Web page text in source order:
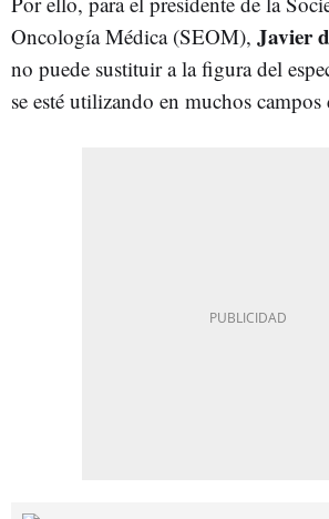
Oncología Médica (SEOM), Javier
no puede sustituir a la figura del
se esté utilizando en muchos